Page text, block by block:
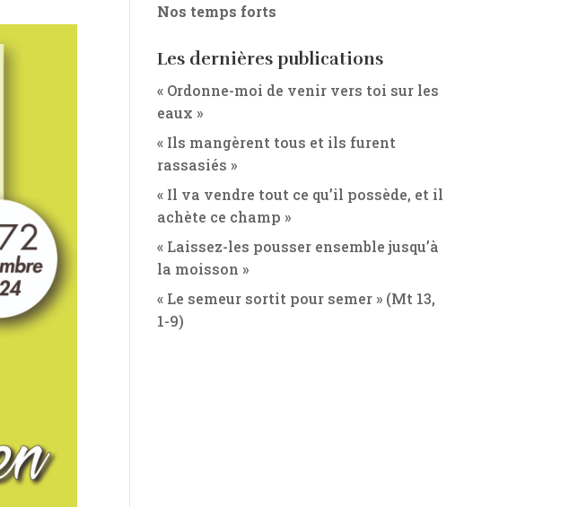
Nos temps forts
Les dernières publications
« Ordonne-moi de venir vers toi sur les
eaux »
« Ils mangèrent tous et ils furent
rassasiés »
« Il va vendre tout ce qu’il possède, et il
achète ce champ »
« Laissez-les pousser ensemble jusqu’à
la moisson »
« Le semeur sortit pour semer » (Mt 13,
1-9)